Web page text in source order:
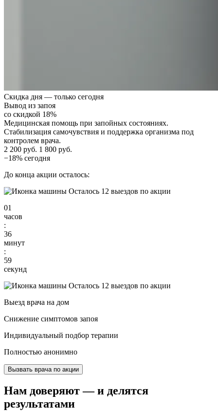
Скидка дня — только сегодня
Вывод из запоя
со скидкой 18%
Медицинская помощь при запойных состояниях.
Стабилизация самочувствия и поддержка организма под
контролем врача.
2 200 руб. 1 800 руб.
−18% сегодня
До конца акции осталось:
Осталось 12 выездов по акции
01
часов
:
36
минут
:
58
секунд
Осталось 12 выездов по акции
Выезд врача на дом
Снижение симптомов запоя
Индивидуальный подбор терапии
Полностью анонимно
Вызвать врача по акции
Нам доверяют— и делятся
результатами